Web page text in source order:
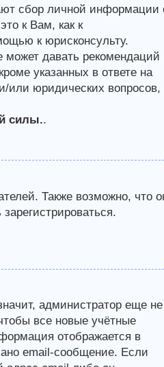
сбор личной информации
к Вам, как к
к юрисконсульту.
давать рекомендаций
указанных в ответе на
или юридических вопросов,
силы..
Также возможно, что
администратор еще не
все новые учётные
отображается в
email-сообщение. Если